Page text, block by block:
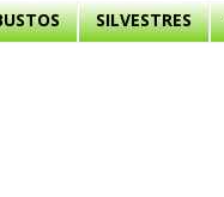
SILVESTRES